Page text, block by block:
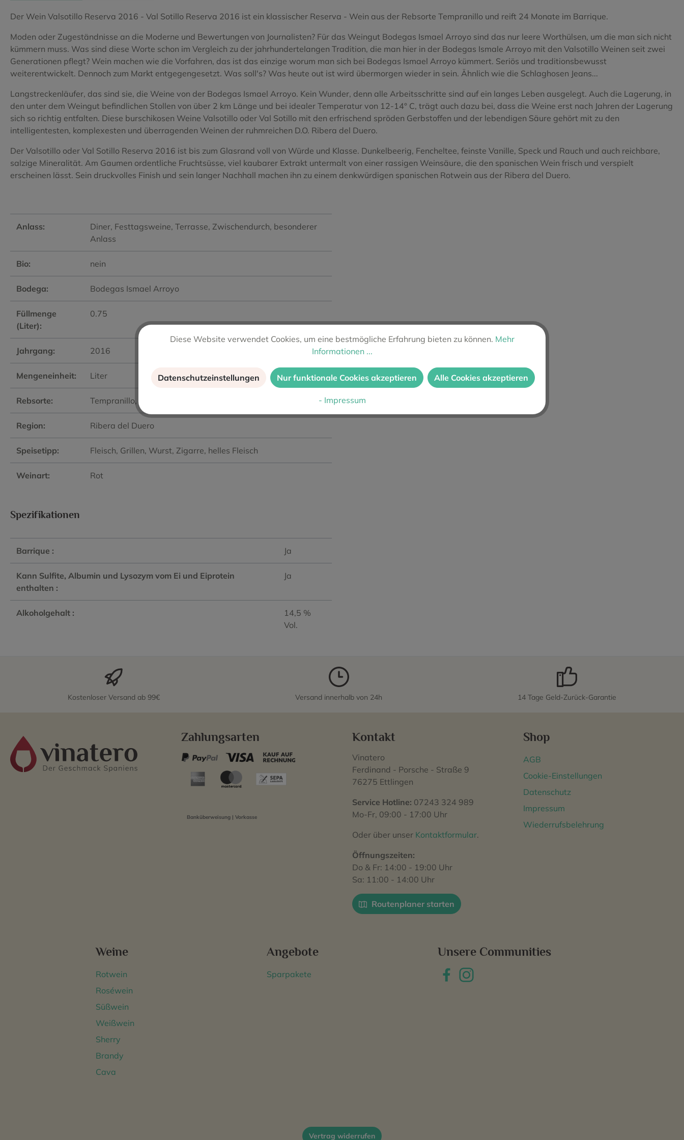
Verdejo Vijariego Negro Viura
Viognier Xarel.lo Xarel.lo Vermell
Der Wein Valsotillo Reserva 2016 - Val Sotillo Reserva 2016 ist ein klassischer Reserva - Wein aus der Rebsorte Tempranillo und reift 24 Monate im Barrique.
Moden oder Zugeständnisse an die Moderne und Bewertungen von Journalisten? Für das Weingut Bodegas Ismael Arroyo sind das nur leere Worthülsen, um die man sich nicht
kümmern muss. Was sind diese Worte schon im Vergleich zu der jahrhundertelangen Tradition, die man hier in der Bodegas Ismale Arroyo mit den Valsotillo Weinen seit zwei
Generationen pflegt? Wein machen wie die Vorfahren, das ist das einzige worum man sich bei Bodegas Ismael Arroyo kümmert. Seriös und traditionsbewusst
weiterentwickelt. Dennoch zum Markt entgegengesetzt. Was soll's? Was heute out ist wird übermorgen wieder in sein. Ähnlich wie die Schlaghosen Jeans...
Langstreckenläufer, das sind sie, die Weine von der Bodegas Ismael Arroyo. Kein Wunder, denn alle Arbeitsschritte sind auf ein langes Leben ausgelegt. Auch die Lagerung, in
den unter dem Weingut befindlichen Stollen von über 2 km Länge und bei idealer Temperatur von 12-14° C, trägt auch dazu bei, dass die Weine erst nach Jahren der Lagerung
sich so richtig entfalten. Diese burschikosen Weine Valsotillo oder Val Sotillo mit den erfrischend spröden Gerbstoffen und der lebendigen Säure gehört mit zu den
intelligentesten, komplexesten und überragenden Weinen der ruhmreichen D.O. Ribera del Duero.
Der Valsotillo oder Val Sotillo Reserva 2016 ist bis zum Glasrand voll von Würde und Klasse. Dunkelbeerig, Fencheltee, feinste Vanille, Speck und Rauch und auch reichbare,
salzige Mineralität. Am Gaumen ordentliche Fruchtsüsse, viel kaubarer Extrakt untermalt von einer rassigen Weinsäure, die den spanischen Wein frisch und verspielt
erscheinen lässt. Sein druckvolles Finish und sein langer Nachhall machen ihn zu einem denkwürdigen spanischen Rotwein aus der Ribera del Duero.
Anlass: Diner, Festtagsweine, Terrasse, Zwischendurch, besonderer
Anlass
Bio: nein
Bodega: Bodegas Ismael Arroyo
Füllmenge
(Liter):
0.75
Jahrgang: 2016
Mengeneinheit: Liter
Rebsorte: Tempranillo, Tinta del Pais
Region: Ribera del Duero
Speisetipp: Fleisch, Grillen, Wurst, Zigarre, helles Fleisch
Weinart: Rot
Spezifikationen
Barrique : Ja
Kann Sulfite, Albumin und Lysozym vom Ei und Eiprotein
enthalten :
Ja
Alkoholgehalt :
14,5 %
Vol.
Kostenloser Versand ab 99€ Versand innerhalb von 24h 14 Tage Geld-Zurück-Garantie
Shop
AGB
Cookie-Einstellungen
Datenschutz
Impressum
Wiederrufsbelehrung
Weine
Rotwein
Roséwein
Süßwein
Weißwein
Sherry
Brandy
Cava
Angebote
Sparpakete
Zahlungsarten
Banküberweisung | Vorkasse
Unsere Communities
Kontakt
Vinatero
Ferdinand - Porsche - Straße 9
76275 Ettlingen
Service Hotline: 07243 324 989
Mo-Fr, 09:00 - 17:00 Uhr
Oder über unser Kontaktformular.
Öffnungszeiten:
Do & Fr: 14:00 - 19:00 Uhr
Sa: 11:00 - 14:00 Uhr
Routenplaner starten
Vertrag widerrufen
Diese Website verwendet Cookies, um eine bestmögliche Erfahrung bieten zu können. Mehr
Informationen ...
Datenschutzeinstellungen Nur funktionale Cookies akzeptieren Alle Cookies akzeptieren
- Impressum